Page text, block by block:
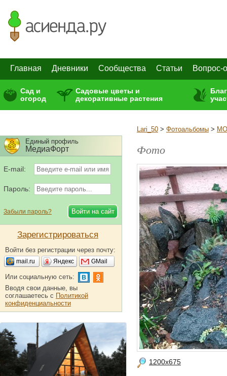
Главная Дневники Сообщества Статьи Вопрос-
Сад и
огород
Садовые цветы и
декоративные растения
Lari_50 > Фотоальбомы >
Фото
1200x675
Единый профиль
МедиаФорт
E-mail:
Пароль:
Забыли пароль?
Зарегистрироваться
Войти без регистрации через почту:
mail.ru Яндекс GMail
Или социальную сеть:
Вводя свои данные, вы
соглашаетесь с Политикой
конфиденциальности